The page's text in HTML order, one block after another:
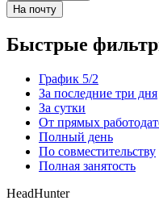
На почту
Быстрые
График 5/2
За последние три дня
За сутки
От прямых
Полный день
По совместительству
Полная занятость
HeadHunter